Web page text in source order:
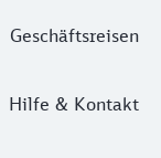
Geschäftsreisen
Hilfe & Kontakt